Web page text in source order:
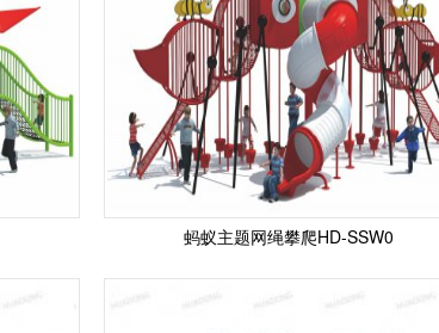
蚂蚁主题网绳攀爬HD-SSW0